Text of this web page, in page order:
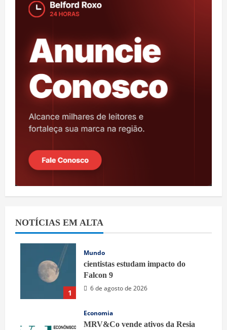
NOTÍCIAS EM ALTA
1
Mundo
cientistas estudam impacto do
Falcon 9
6 de agosto de 2026
Economia
MRV&Co vende ativos da Resia